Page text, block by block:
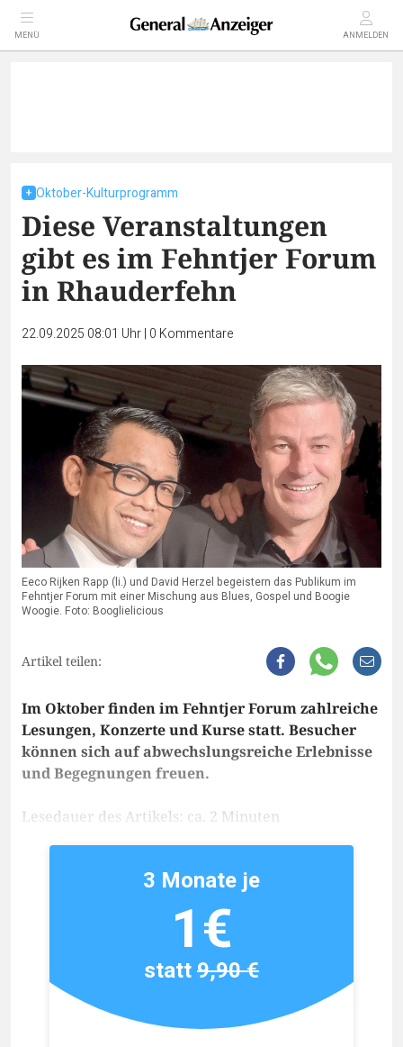
MENÜ ANMELDEN
Oktober-Kulturprogramm
Diese Veranstaltungen
gibt es im Fehntjer Forum
in Rhauderfehn
22.09.2025 08:01 Uhr| 0 Kommentare
Eeco Rijken Rapp (li.) und David Herzel begeistern das Publikum im
Fehntjer Forum mit einer Mischung aus Blues, Gospel und Boogie
Woogie. Foto: Booglielicious
Artikel teilen:
Im Oktober finden im Fehntjer Forum zahlreiche
Lesungen, Konzerte und Kurse statt. Besucher
können sich auf abwechslungsreiche Erlebnisse
und Begegnungen freuen.
Lesedauer des Artikels: ca. 2 Minuten
3 Monate je
1€
statt9,90 €